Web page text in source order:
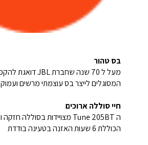
בס טהור
מעל ל 70 שנה שחברת JBL דואגת להקפיד ולייצר מוצרים
המסוגלים לייצר בס עוצמתי מרשים ועמוק
חיי סוללה ארוכים
ה Tune 205BT מצויידות בסוללה חזקה ועוצמתית
הכוללת 6 שעות האזנה בטעינה בודדת